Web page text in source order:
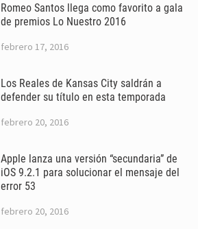
Romeo Santos llega como favorito a gala
de premios Lo Nuestro 2016
febrero 17, 2016
Los Reales de Kansas City saldrán a
defender su título en esta temporada
febrero 20, 2016
Apple lanza una versión “secundaria” de
iOS 9.2.1 para solucionar el mensaje del
error 53
febrero 20, 2016